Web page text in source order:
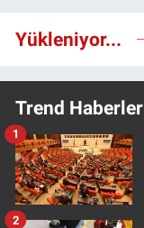
Yükleniyor...
Trend Haberler
1
2